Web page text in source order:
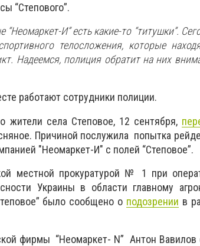
“Степового”.
И” есть какие-то “титушки”.
телосложения, которые
Надеемся, полиция обратит на них
работают сотрудники полиции.
жители села Степовое, 12 сентября,
Причиной послужила попытка
"Неомаркет-И" с полей “Степовое”.
местной прокуратурой № 1 при
Украины в области главному
было сообщено о подозрении в
фирмы “Неомаркет- N” Антон Вавилов